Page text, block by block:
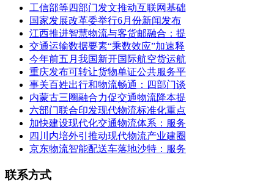
工信部等四部门发文推动互联网基础
国家发展改革委举行6月份新闻发布
江西推进智慧物流与客货邮融合：提
交通运输数据要素“乘数效应”加速释
今年前五月我国新开国际航空货运航
重庆发布可转让货物单证公共服务平
事关百姓出行和物流畅通：四部门谈
内蒙古三圈融合力促交通物流降本提
六部门联合印发现代物流标准化重点
加快建设现代化交通物流体系：服务
四川内培外引推动现代物流产业建圈
京东物流智能配送车落地沙特：服务
联系方式